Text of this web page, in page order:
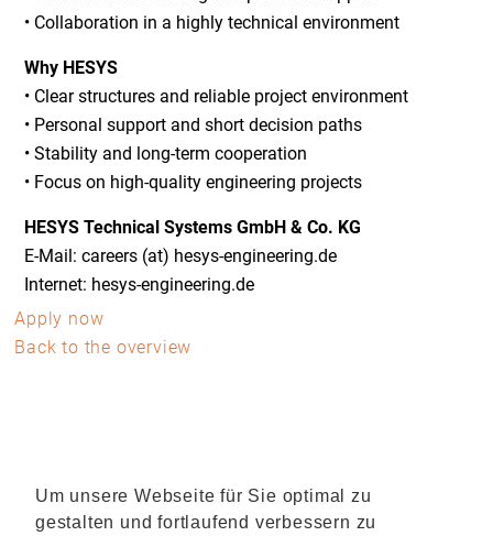
Um unsere Webseite für Sie optimal zu
gestalten und fortlaufend verbessern zu
• Collaboration in a highly technical environment
Why HESYS
• Clear structures and reliable project environment
• Personal support and short decision paths
• Stability and long-term cooperation
• Focus on high-quality engineering projects
HESYS Technical Systems GmbH & Co. KG
E-Mail: careers (at) hesys-engineering.de
Internet: hesys-engineering.de
Apply now
Back to the overview